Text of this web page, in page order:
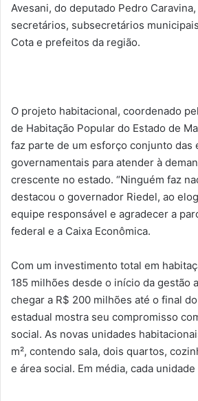
Avesani, do deputado Pedro
secretários, subsecretários
Cota e prefeitos da região.
O projeto habitacional, coordenado
de Habitação Popular do Estado de
faz parte de um esforço conjunto das
governamentais para atender à
crescente no estado. “Ninguém faz
destacou o governador Riedel, ao
equipe responsável e agradecer a
federal e a Caixa Econômica.
Com um investimento total em
185 milhões desde o início da gestão
chegar a R$ 200 milhões até o final
estadual mostra seu compromisso
social. As novas unidades
m², contendo sala, dois quartos,
e área social. Em média, cada